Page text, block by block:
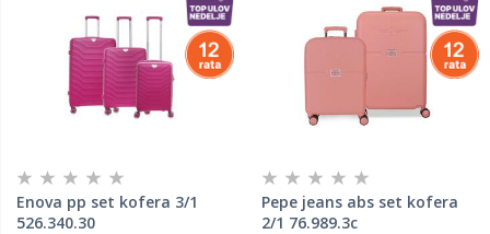
Enova pp set kofera 3/1
526.340.30
Pepe jeans abs set kofera
2/1 76.989.3c